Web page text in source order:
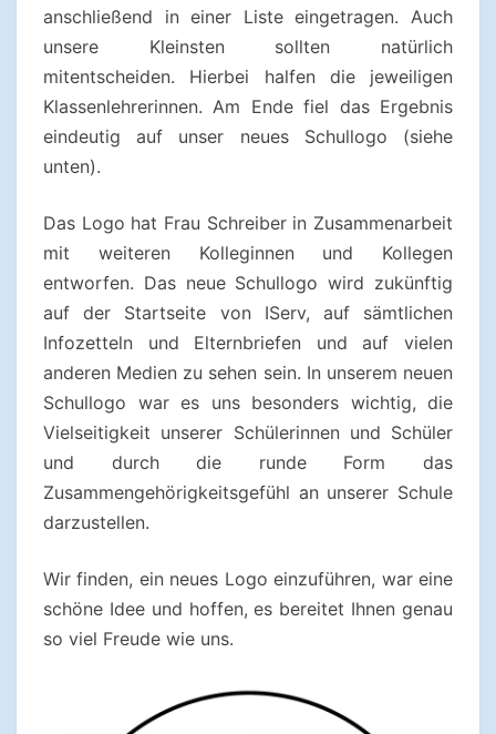
anschließend in einer Liste eingetragen. Auch
unsere Kleinsten sollten natürlich
mitentscheiden. Hierbei halfen die jeweiligen
Klassenlehrerinnen. Am Ende fiel das Ergebnis
eindeutig auf unser neues Schullogo (siehe
unten).
Das Logo hat Frau Schreiber in Zusammenarbeit
mit weiteren Kolleginnen und Kollegen
entworfen. Das neue Schullogo wird zukünftig
auf der Startseite von IServ, auf sämtlichen
Infozetteln und Elternbriefen und auf vielen
anderen Medien zu sehen sein. In unserem neuen
Schullogo war es uns besonders wichtig, die
Vielseitigkeit unserer Schülerinnen und Schüler
und durch die runde Form das
Zusammengehörigkeitsgefühl an unserer Schule
darzustellen.
Wir finden, ein neues Logo einzuführen, war eine
schöne Idee und hoffen, es bereitet Ihnen genau
so viel Freude wie uns.